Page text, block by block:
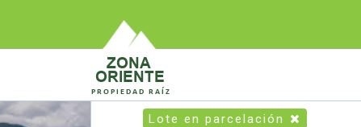
FILTROS DE BÚSQUEDA
Lote en parcelación